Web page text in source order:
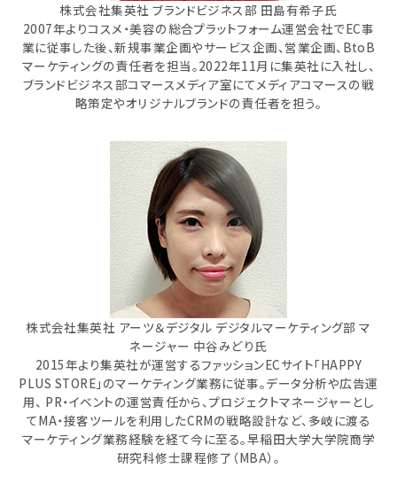
株式会社集英社 ブランドビジネス部 田島有希子氏
2007年よりコスメ・美容の総合プラットフォーム運営会社でEC事
業に従事した後、新規事業企画やサービス企画、営業企画、BtoB
マーケティングの責任者を担当。2022年11月に集英社に入社し、
ブランドビジネス部コマースメディア室にてメディアコマースの戦
略策定やオリジナルブランドの責任者を担う。
株式会社集英社 アーツ＆デジタル デジタルマーケティング部 マ
ネージャー 中谷みどり氏
2015年より集英社が運営するファッションECサイト「HAPPY
PLUS STORE」のマーケティング業務に従事。データ分析や広告運
用、 PR・イベントの運営責任から、プロジェクトマネージャーとし
てMA・接客ツールを利用したCRMの戦略設計など、多岐に渡る
マーケティング業務経験を経て今に至る。早稲田大学大学院商学
研究科修士課程修了（MBA）。